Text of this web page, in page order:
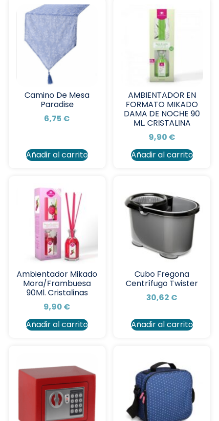
Camino De Mesa
Paradise
6,75 €
Añadir al carrito
AMBIENTADOR EN
FORMATO MIKADO
DAMA DE NOCHE 90
ML. CRISTALINA
9,90 €
Añadir al carrito
Ambientador Mikado
Mora/Frambuesa
90Ml. Cristalinas
9,90 €
Añadir al carrito
Cubo Fregona
Centrífugo Twister
30,62 €
Añadir al carrito